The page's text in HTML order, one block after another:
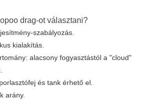
drag-ot választani?
szabályozás.
kialakítás.
alacsony fogyasztástól a "cloud"
és tank érhető el.
arány.